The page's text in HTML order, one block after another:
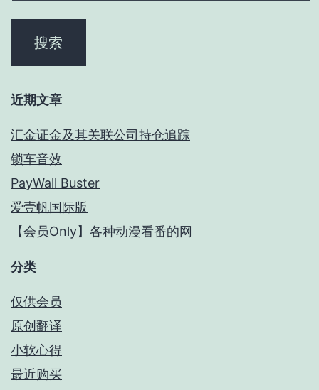
近期文章
汇金证金及其关联公司持仓追踪
锁车音效
PayWall Buster
爱壹帆国际版
【会员Only】各种动漫看番的网
分类
仅供会员
原创翻译
小软心得
最近购买